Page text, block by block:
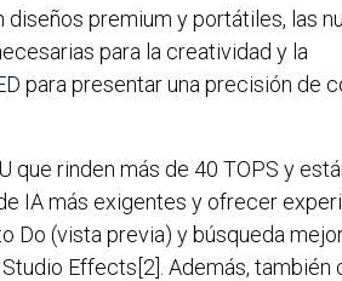
premium y portátiles, las
para la creatividad y la
para presentar una precisión de
que rinden más de 40 TOPS y
IA más exigentes y ofrecer
Do (vista previa) y búsqueda
Effects[2]. Además, también